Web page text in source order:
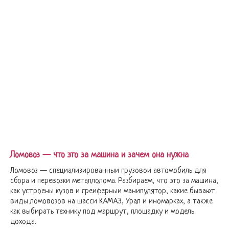
Ломовоз — что это за машина и зачем она нужна
Ломовоз — специализированныи грузовои автомобиль для
сбора и перевозки металлолома. Разбираем, что это за машина,
как устроены кузов и греиферныи манипулятор, какие бывают
виды ломовозов на шасси КАМАЗ, Урал и иномарках, а также
как выбирать технику под маршрут, площадку и модель
дохода.